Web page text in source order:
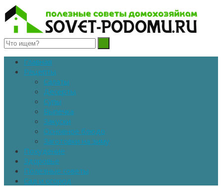
Полезные советы домохозяйкам
Главная
Рецепты
Салаты
Десерты
Супы
Выпечка
Закуски
Основное блюдо
Заготовки на зиму
Похудение
Здоровье
Полезные советы
Сад и огород